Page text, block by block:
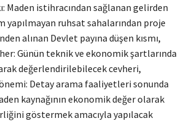
Maden istihracından sağlanan gelirden
yapılmayan ruhsat sahalarından proje
alınan Devlet payına düşen kısmı,
Günün teknik ve ekonomik şartlarında
değerlendirilebilecek cevheri,
Detay arama faaliyetleri sonunda
kaynağının ekonomik değer olarak
göstermek amacıyla yapılacak